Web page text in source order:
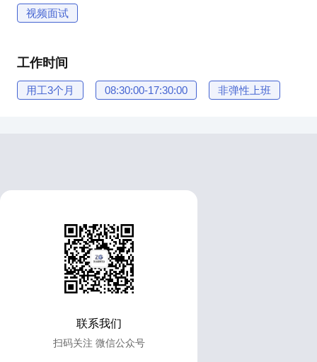
视频面试
工作时间
用工3个月 08:30:00-17:30:00 非弹性上班
联系我们
扫码关注 微信公众号